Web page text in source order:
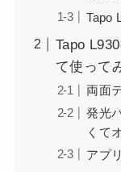
Tapo
Tapo
て使って
両面
発光
くて
アプ